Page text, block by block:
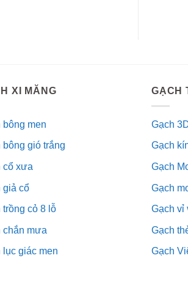
XI MĂNG
bông men
bông gió trắng
cổ xưa
giả cổ
trồng cỏ 8 lỗ
chắn mưa
lục giác men
GẠCH
Gạch
Gạch
Gạch
Gạch
Gạch vỉ
Gạch
Gạch